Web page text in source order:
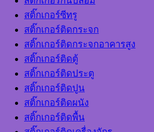
สติ๊กเกอร์ซีทรู
สติ๊กเกอร์ติดกระจก
สติ๊กเกอร์ติดกระจกอาคารสูง
สติ๊กเกอร์ติดตู้
สติ๊กเกอร์ติดประตู
สติ๊กเกอร์ติดปูน
สติ๊กเกอร์ติดผนัง
สติ๊กเกอร์ติดพื้น